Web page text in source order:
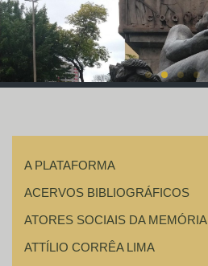
A PLATAFORMA
ACERVOS BIBLIOGRÁFICOS
ATORES SOCIAIS DA MEMÓRIA
ATTÍLIO CORRÊA LIMA